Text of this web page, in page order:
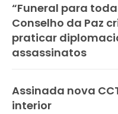
“Funeral para
Conselho da Paz
praticar
assassinatos
Assinada nova
interior